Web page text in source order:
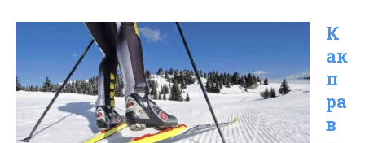
в
2026 году
К
ак
п
ра
в